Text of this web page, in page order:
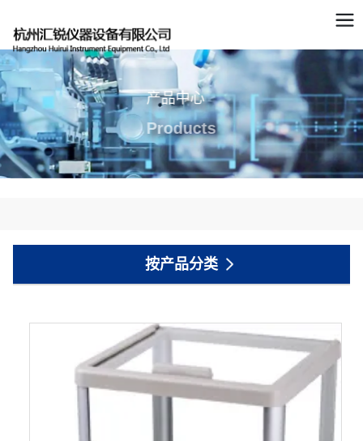
产品中心
Products
按产品分类